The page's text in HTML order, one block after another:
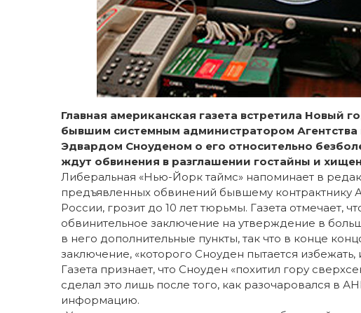
Главная американская газета встретила Новый
бывшим системным администратором Агентства
Эдвардом Сноуденом о его относительно
ждут обвинения в разглашении гостайны и
Либеральная «Нью-Йорк таймс» напоминает в
предъявленных обвинений бывшему
России, грозит до 10 лет тюрьмы. Газета отмечает,
обвинительное заключение на утверждение в
в него дополнительные пункты, так что в конце
заключение, «которого Сноуден пытается избежать,
Газета признает, что Сноуден «похитил гору
сделал это лишь после того, как разочаровался в
информацию.